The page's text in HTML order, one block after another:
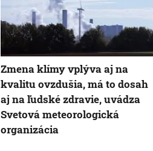
Zmena klímy vplýva aj na
kvalitu ovzdušia, má to dosah
aj na ľudské zdravie, uvádza
Svetová meteorologická
organizácia